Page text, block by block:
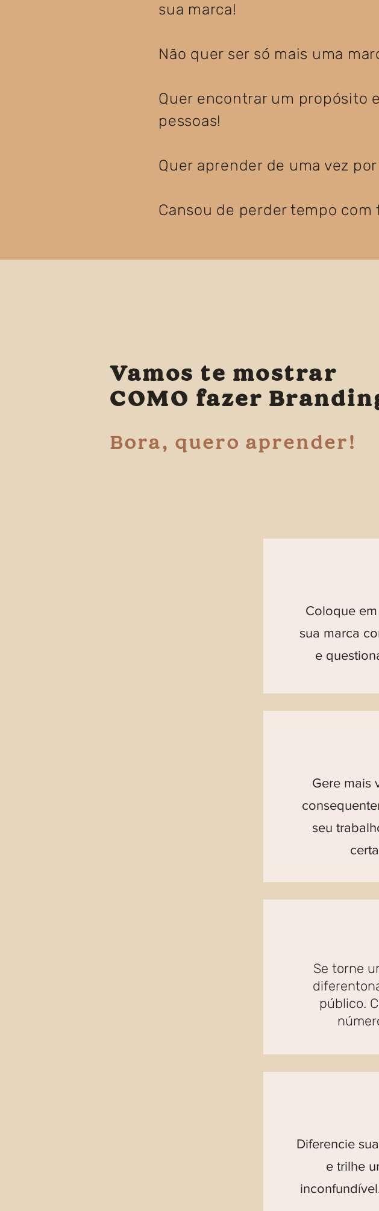
sua marca!
Não quer ser só mais uma
Quer encontrar um propósito
pessoas!
Quer aprender de uma vez
Cansou de perder tempo
Coloque
sua marca
e
Gere mais
seu
Se torne
público.
Diferencie
e trilhe
Bora, quero aprender!
Vamos te mostrar
COMO fazer